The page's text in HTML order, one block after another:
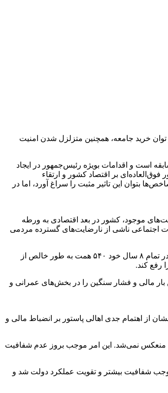
خرید جامعه، همچنین متزلزل شدن امنیت
است و اقدامات بویژه رئیس‌جمهور در ایجاد
بر اقتصاد کشور و ارتقاء
بتوان این تاثیر مثبت را سراغ آورد، اما در
موجود، کشور در بعد اقتصادی به ورطه
اجتماعی ناشی از نارضایت‌های گسترده مردمی
بدهی دولت قبلی به بانک مرکزی از ۱۷ همت در سال ۱۳۹۱ به ۱۱۵ همت در سال ۱۳۹۹ رسید که نشان از رشد ۷۷۵ درصدی آن بود. دولت یازدهم و دوازدهم در تمام ۸ سال خود ۵۴۰ همت به طور خالص از
مالی و فشار سنگین را در بخش‌های عمرانی و
موضوعی که نشان از اهتمام جدی اهالی پاستور بر انضباط مالی و
نمی‌شد. این امر موجب بروز عدم شفافیت
را منتشر کرد. موضوعی که موجب شفافیت بیشتر و تقویت عملکرد دولت شد و